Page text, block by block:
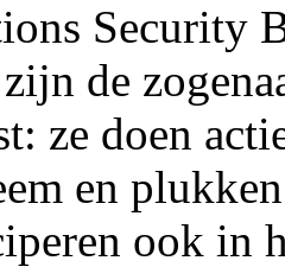
Security
de
ze doen
en
ook in